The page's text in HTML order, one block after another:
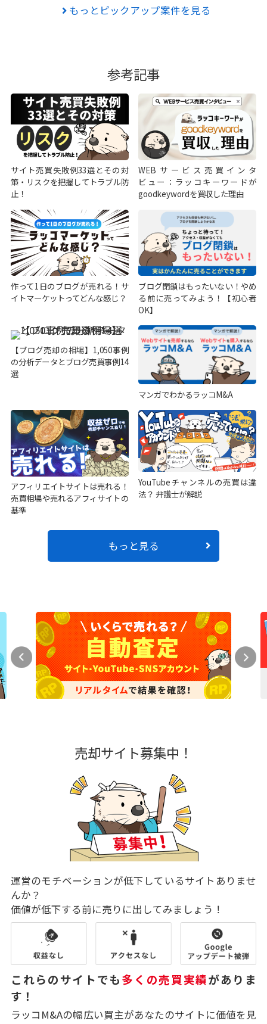
もっとピックアップ案件を見る
参考記事
サイト売買失敗例33選とその対
策・リスクを把握してトラブル防
止！
WEBサービス売買インタ
ビュー：ラッコキーワードが
goodkeywordを買収した理由
作って1日のブログが売れる！サ
イトマーケットってどんな感じ？
ブログ閉鎖はもったいない！やめ
る前に売ってみよう！【初心者
OK】
【ブログ売却の相場】1,050事例
の分析データとブログ売買事例14
選
マンガでわかるラッコM&A
アフィリエイトサイトは売れる！
売買相場や売れるアフィサイトの
基準
YouTubeチャンネルの売買は違
法？ 弁護士が解説
もっと見る
売却サイト募集中！
運営のモチベーションが低下しているサイトありませ
んか？
価値が低下する前に売りに出してみましょう！
これらのサイトでも多くの売買実績がありま
す！
ラッコM&Aの幅広い買主があなたのサイトに価値を見